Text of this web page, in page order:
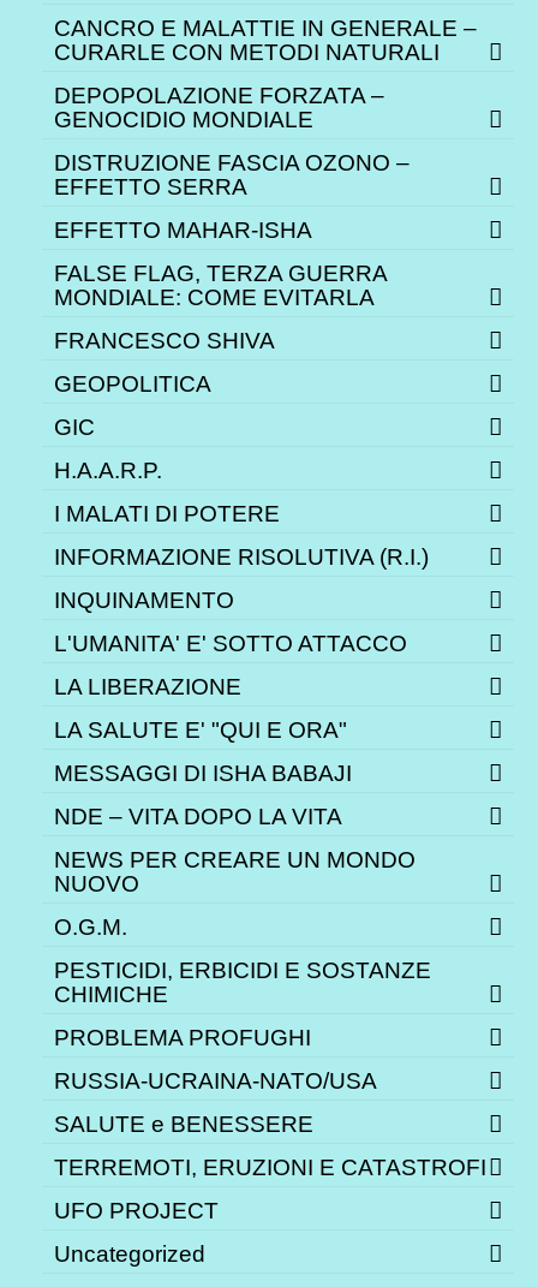
CANCRO E MALATTIE IN GENERALE –
CURARLE CON METODI NATURALI
DEPOPOLAZIONE FORZATA –
GENOCIDIO MONDIALE
DISTRUZIONE FASCIA OZONO –
EFFETTO SERRA
EFFETTO MAHAR-ISHA
FALSE FLAG, TERZA GUERRA
MONDIALE: COME EVITARLA
FRANCESCO SHIVA
GEOPOLITICA
GIC
H.A.A.R.P.
I MALATI DI POTERE
INFORMAZIONE RISOLUTIVA (R.I.)
INQUINAMENTO
L'UMANITA' E' SOTTO ATTACCO
LA LIBERAZIONE
LA SALUTE E' "QUI E ORA"
MESSAGGI DI ISHA BABAJI
NDE – VITA DOPO LA VITA
NEWS PER CREARE UN MONDO
NUOVO
O.G.M.
PESTICIDI, ERBICIDI E SOSTANZE
CHIMICHE
PROBLEMA PROFUGHI
RUSSIA-UCRAINA-NATO/USA
SALUTE e BENESSERE
TERREMOTI, ERUZIONI E CATASTROFI
UFO PROJECT
Uncategorized